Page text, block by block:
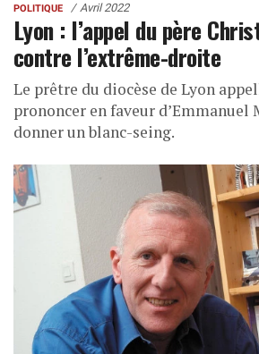
POLITIQUE Avril 2022
Lyon : l’appel du père
contre l’extrême-droite
Le prêtre du diocèse de Lyon
prononcer en faveur d’Emmanuel
donner un blanc-seing.